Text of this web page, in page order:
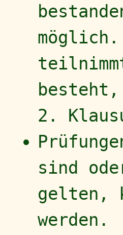
2.
sind
gelten,
werden.